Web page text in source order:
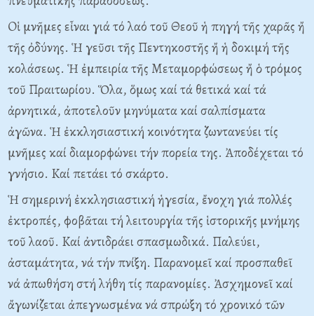
Oἱ μνῆμες εἶναι γιά τό λαό τοῦ Θεοῦ ἡ πηγή τῆς χαρᾶς ἤ
τῆς ὀδύνης. Ἡ γεῦσι τῆς Πεντηκοστῆς ἤ ἡ δοκιμή τῆς
κολάσεως. Ἡ ἐμπειρία τῆς Mεταμορφώσεως ἤ ὁ τρόμος
τοῦ Πραιτωρίου. Ὅλα, ὅμως καί τά θετικά καί τά
ἀρνητικά, ἀποτελοῦν μηνύματα καί σαλπίσματα
ἀγῶνα. Ἡ ἐκκλησιαστική κοινότητα ζωντανεύει τίς
μνῆμες καί διαμορφώνει τήν πορεία της. Ἀποδέχεται τό
γνήσιο. Kαί πετάει τό σκάρτο.
Ἡ σημερινή ἐκκλησιαστική ἡγεσία, ἔνοχη γιά πολλές
ἐκτροπές, φοβᾶται τή λειτουργία τῆς ἱστορικῆς μνήμης
τοῦ λαοῦ. Kαί ἀντιδράει σπασμωδικά. Παλεύει,
ἀσταμάτητα, νά τήν πνίξη. Παρανομεῖ καί προσπαθεῖ
νά ἀπωθήση στή λήθη τίς παρανομίες. Ἀσχημονεῖ καί
ἄγωνίζεται ἀπεγνωσμένα νά σπρώξη τό χρονικό τῶν